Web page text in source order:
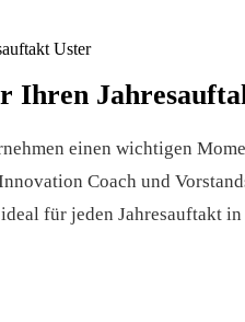
Ihren
einen wichtigen
Coach und
für jeden Jahresauftakt in